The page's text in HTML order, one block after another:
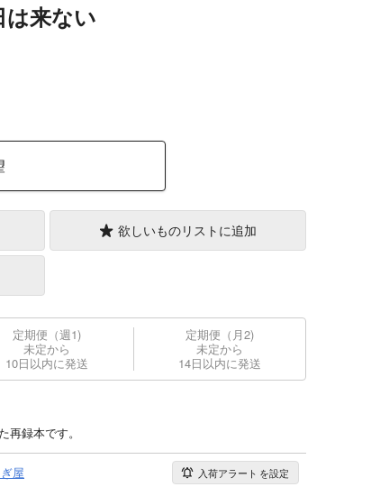
は来ない
欲しいものリストに追加
定期便（週1)
未定から
10日以内に発送
定期便（月2)
未定から
14日以内に発送
録本です。
屋 入荷アラート を設定